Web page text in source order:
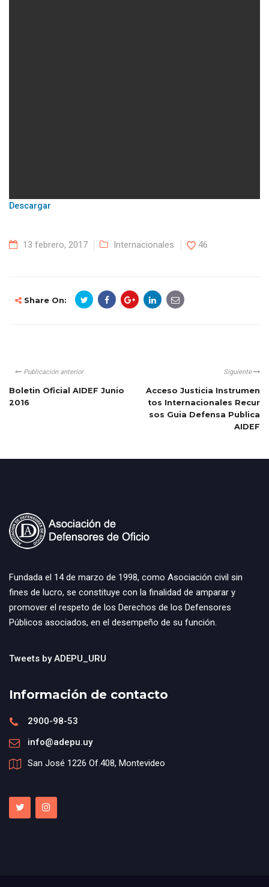
Descargar
13 febrero, 2017 Internacionales 46
Share On:
Publicación anterior
Boletin Oficial AIDEF Junio
2016
Siguiente
Acceso Justicia Instrumen
tos Internacionales Recur
sos Guia Defensa Publica
AIDEF
Fundada el 14 de marzo de 1998, como Asociación civil sin
fines de lucro, se constituye con la finalidad de amparar y
promover el respeto de los Derechos de los Defensores
Públicos asociados, en el desempeño de su función.
Tweets by ADEPU_URU
Información de contacto
2900-98-53
info@adepu.uy
San José 1226 Of.408, Montevideo